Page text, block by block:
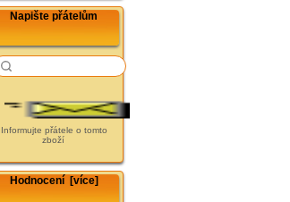
Napište přátelům
Informujte přátele o tomto
zboží
Hodnocení [více]